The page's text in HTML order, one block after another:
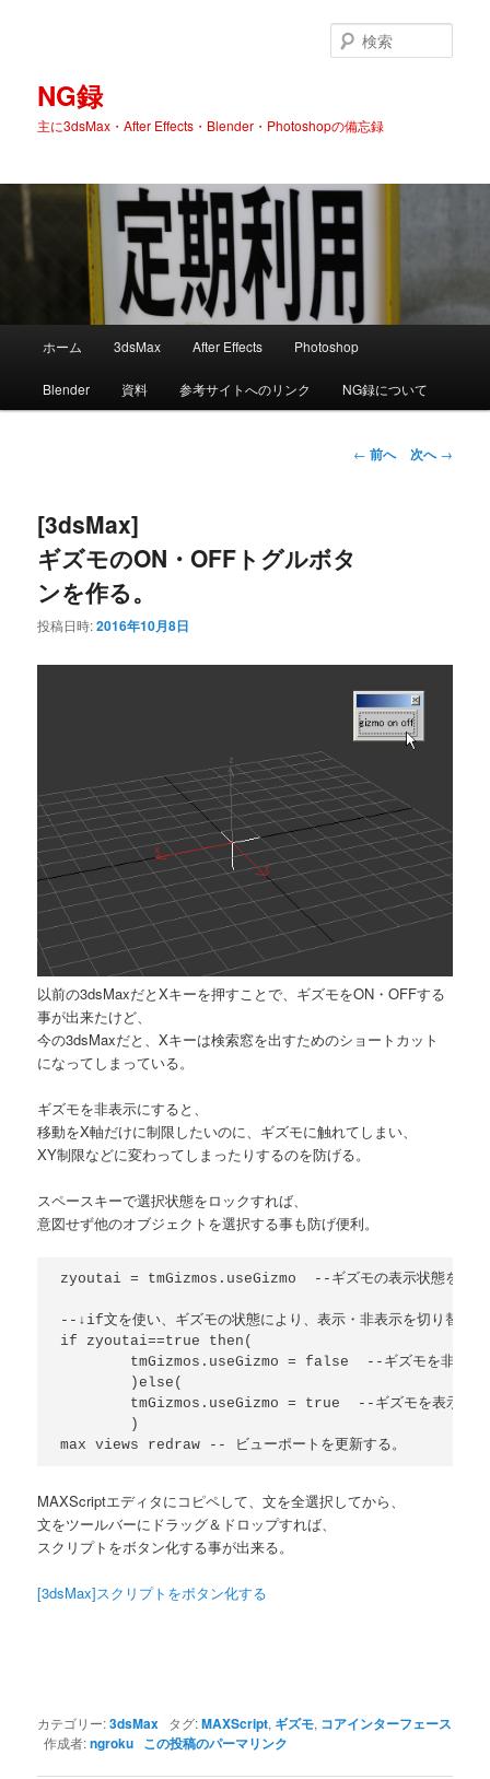
NG録
主に3dsMax・After Effects・Blender・Photoshopの備忘録
索
メ
メ
イ
ン
テ
ン
動
ホーム 3dsMax After Effects Photoshop
Blender 資料 参考サイトへのリンク NG録について
投
← 前へ 次へ→
[3dsMax]
ギズモのON・OFFトグルボタ
ンを作る。
投稿日時:2016年10月8日
以前の3dsMaxだとXキーを押すことで、ギズモをON・OFFする
事が出来たけど、
今の3dsMaxだと、Xキーは検索窓を出すためのショートカット
になってしまっている。
ギズモを非表示にすると、
移動をX軸だけに制限したいのに、ギズモに触れてしまい、
XY制限などに変わってしまったりするのを防げる。
スペースキーで選択状態をロックすれば、
意図せず他のオブジェクトを選択する事も防げ便利。
zyoutai = tmGizmos.useGizmo  --ギズモの表示状態を取得
--↓if文を使い、ギズモの状態により、表示・非表示を切り替える
if zyoutai==true then(
MAXScriptエディタにコピペして、文を全選択してから、
文をツールバーにドラッグ＆ドロップすれば、
スクリプトをボタン化する事が出来る。
[3dsMax]スクリプトをボタン化する
カテゴリー:3dsMax タグ:MAXScript, ギズモ, コアインターフェース
作成者:ngroku この投稿のパーマリンク